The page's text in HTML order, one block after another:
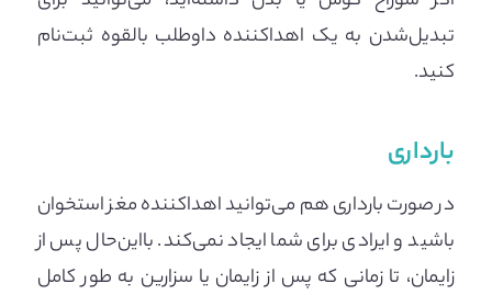
تبدیل‌شدن به یک اهداکننده داوطلب بالقوه ثبت‌نام
کنید.
بارداری
در صورت بارداری هم می‌توانید اهداکننده مغز استخوان
باشید و ایرادی برای شما ایجاد نمی‌کند. بااین‌حال پس از
زایمان، تا زمانی که پس از زایمان یا سزارین به طور کامل